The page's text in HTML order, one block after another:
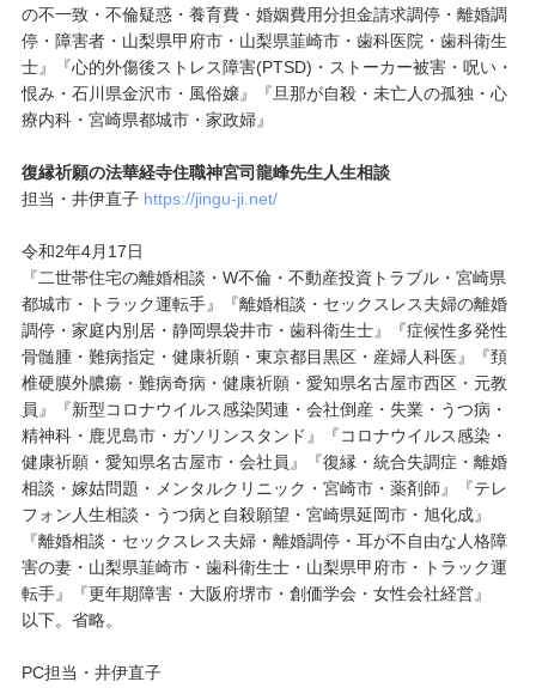
の不一致・不倫疑惑・養育費・婚姻費用分担金請求調停・離婚調
停・障害者・山梨県甲府市・山梨県韮崎市・歯科医院・歯科衛生
士』『心的外傷後ストレス障害(PTSD)・ストーカー被害・呪い・
恨み・石川県金沢市・風俗嬢』『旦那が自殺・未亡人の孤独・心
療内科・宮崎県都城市・家政婦』
復縁祈願の法華経寺住職神宮司龍峰先生人生相談
担当・井伊直子 https://jingu-ji.net/
令和2年4月17日
『二世帯住宅の離婚相談・W不倫・不動産投資トラブル・宮崎県
都城市・トラック運転手』『離婚相談・セックスレス夫婦の離婚
調停・家庭内別居・静岡県袋井市・歯科衛生士』『症候性多発性
骨髄腫・難病指定・健康祈願・東京都目黒区・産婦人科医』『頚
椎硬膜外膿瘍・難病奇病・健康祈願・愛知県名古屋市西区・元教
員』『新型コロナウイルス感染関連・会社倒産・失業・うつ病・
精神科・鹿児島市・ガソリンスタンド』『コロナウイルス感染・
健康祈願・愛知県名古屋市・会社員』『復縁・統合失調症・離婚
相談・嫁姑問題・メンタルクリニック・宮崎市・薬剤師』『テレ
フォン人生相談・うつ病と自殺願望・宮崎県延岡市・旭化成』
『離婚相談・セックスレス夫婦・離婚調停・耳が不自由な人格障
害の妻・山梨県韮崎市・歯科衛生士・山梨県甲府市・トラック運
転手』『更年期障害・大阪府堺市・創価学会・女性会社経営』
以下。省略。
PC担当・井伊直子